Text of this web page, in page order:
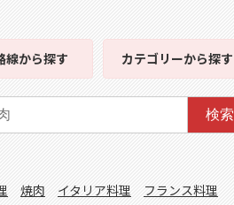
線から探す カテゴリーから探す
検索
焼肉 イタリア料理
フランス料理